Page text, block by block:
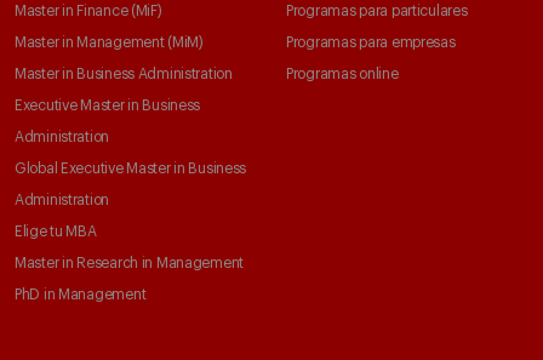
Master in Finance (MiF)
Master in Management (MiM)
Master in Business Administration
Executive Master in Business
Administration
Global Executive Master in Business
Administration
Elige tu MBA
Master in Research in Management
PhD in Management
Programas para particulares
Programas para empresas
Programas online